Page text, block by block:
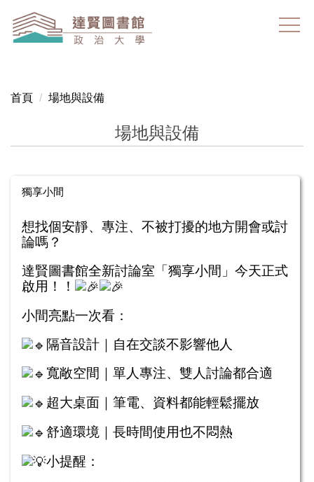
到
主
容
首頁 場地與設備
場地與設備
獨享小間
想找個安靜、專注、不被打擾的地方開會或討
論嗎？
達賢圖書館全新討論室「獨享小間」今天正式
啟用！！
小間亮點一次看：
隔音設計｜自在交談不影響他人
寬敞空間｜單人專注、雙人討論都合適
超大桌面｜筆電、資料都能輕鬆擺放
舒適環境｜長時間使用也不悶熱
小提醒：